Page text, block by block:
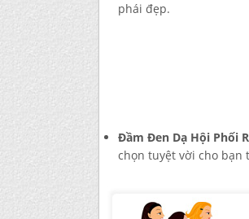
phái đẹp.
Đầm Đen Dạ Hội Phối
chọn tuyệt vời cho bạn